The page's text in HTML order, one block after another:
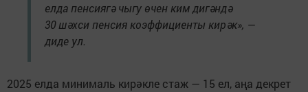
елда пенсиягә чыгу өчен ким дигәндә
30 шәхси пенсия коэффициенты кирәк», —
диде ул.
2025 елда минималь кирәкле стаж — 15 ел, аңа декрет